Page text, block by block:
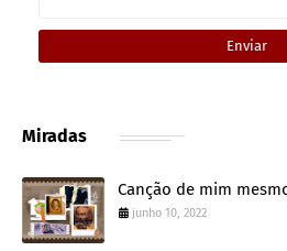
Miradas
Canção de mim
junho 10, 2022